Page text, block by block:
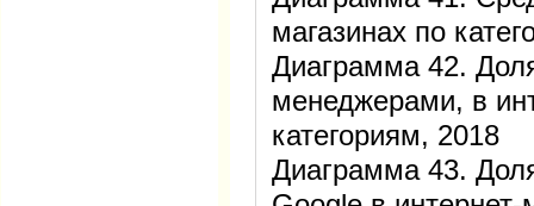
магазинах по
Диаграмма 42.
менеджерами, в
категориям, 2018
Диаграмма 43.